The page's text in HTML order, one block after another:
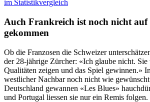
im Statistikvergleich
Auch Frankreich ist noch nicht auf
gekommen
Ob die Franzosen die Schweizer
der 28-jährige Zürcher: «Ich glaube nicht.
Qualitäten zeigen und das Spiel gewinnen.»
westlicher Nachbar noch nicht wie
Deutschland gewannen «Les Blues»
und Portugal liessen sie nur ein Remis folgen.